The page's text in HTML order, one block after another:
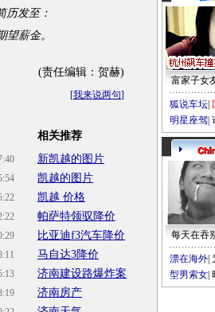
历发至：
薪金。
(责任编辑：贺赫)
[我来说两句]
相关推荐
新凯越的图片
凯越的图片
凯越 价格
帕萨特领驭降价
比亚迪f3汽车降价
马自达3降价
济南建设路爆炸案
济南房产
富家子女
狐说车坛
明星座驾
每天在吞
漂在海外
型男索女